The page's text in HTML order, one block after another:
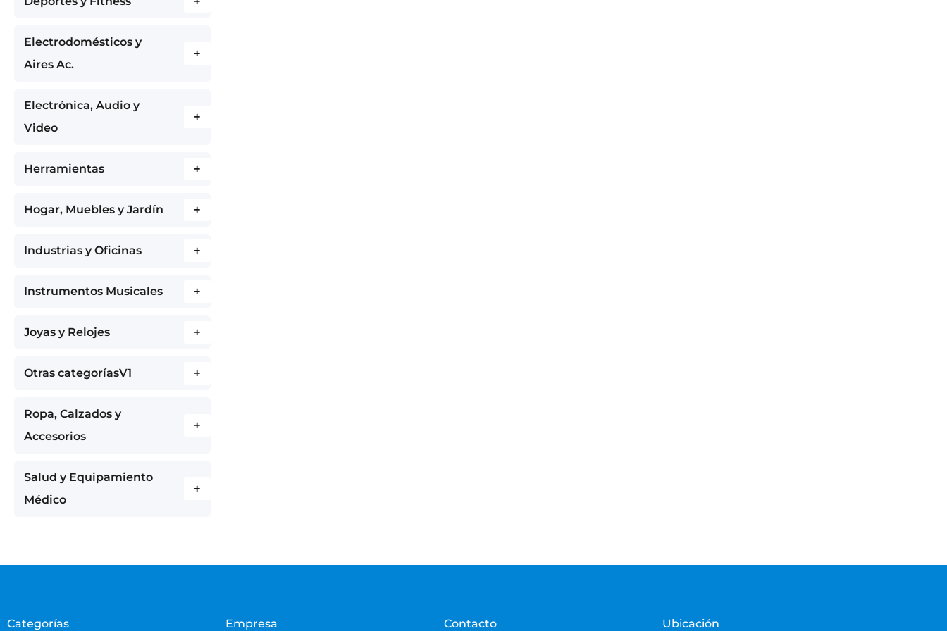
Electrodomésticos y
Aires Ac.
+
Electrónica, Audio y
Video
+
Herramientas +
Hogar, Muebles y Jardín +
Industrias y Oficinas +
Instrumentos Musicales +
Joyas y Relojes +
Otras categoríasV1 +
Ropa, Calzados y
Accesorios
+
Salud y Equipamiento
Médico
+
Categorías Empresa Contacto Ubicación